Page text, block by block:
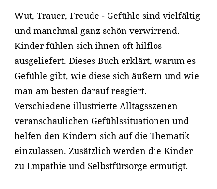
Wut, Trauer, Freude - Gefühle sind vielfältig
und manchmal ganz schön verwirrend.
Kinder fühlen sich ihnen oft hilflos
ausgeliefert. Dieses Buch erklärt, warum es
Gefühle gibt, wie diese sich äußern und wie
man am besten darauf reagiert.
Verschiedene illustrierte Alltagsszenen
veranschaulichen Gefühlssituationen und
helfen den Kindern sich auf die Thematik
einzulassen. Zusätzlich werden die Kinder
zu Empathie und Selbstfürsorge ermutigt.